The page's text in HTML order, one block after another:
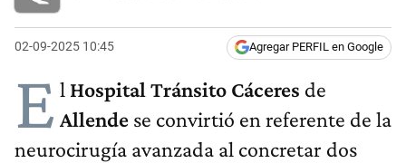
02-09-2025 10:45 Agregar PERFIL en Google
E l Hospital Tránsito Cáceres de
Allende se convirtió en referente de la
neurocirugía avanzada al concretar dos